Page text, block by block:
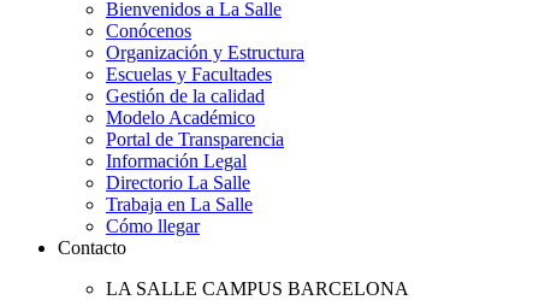
Bienvenidos a La Salle
Conócenos
Organización y Estructura
Escuelas y Facultades
Gestión de la calidad
Modelo Académico
Portal de Transparencia
Información Legal
Directorio La Salle
Trabaja en La Salle
Cómo llegar
Contacto
LA SALLE CAMPUS BARCELONA